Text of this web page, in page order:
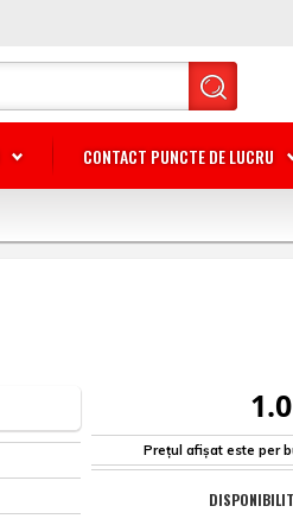
CONTACT PUNCTE DE LUCRU
Prețul afișat este per